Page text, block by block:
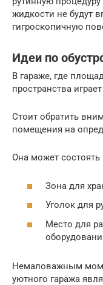
жидкости не будут
гигроскопичную
Идеи по
В гараже, где
пространства
Стоит обратить
помещения на
Она может
Зона для
Уголок для
Место для
Немаловажным
уютного гаража